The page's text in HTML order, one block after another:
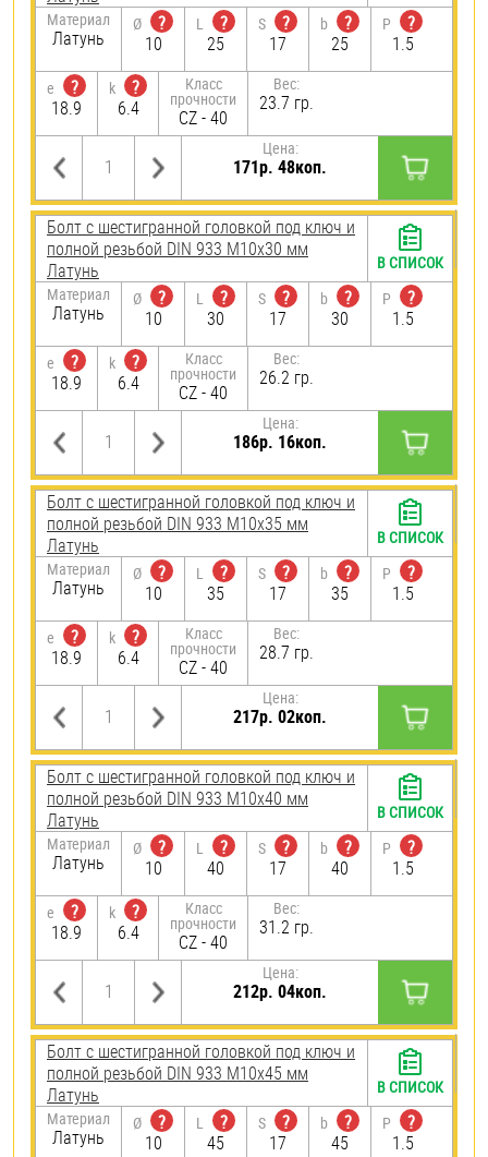
Материал
Латунь
Ø
?
10
L
?
25
S
?
17
b
?
25
P
?
1.5
e
?
18.9
k
?
6.4
Класс
прочности
CZ - 40
Вес:
23.7 гр.
Цена:
171р. 48коп.
Болт с шестигранной головкой под ключ и
полной резьбой DIN 933 М10х30 мм
Латунь
Материал
Латунь
Ø
?
10
L
?
30
S
?
17
b
?
30
P
?
1.5
e
?
18.9
k
?
6.4
Класс
прочности
CZ - 40
Вес:
26.2 гр.
Цена:
186р. 16коп.
В СПИСОК
Болт с шестигранной головкой под ключ и
полной резьбой DIN 933 М10х35 мм
Латунь
Материал
Латунь
Ø
?
10
L
?
35
S
?
17
b
?
35
P
?
1.5
e
?
18.9
k
?
6.4
Класс
прочности
CZ - 40
Вес:
28.7 гр.
Цена:
217р. 02коп.
В СПИСОК
Болт с шестигранной головкой под ключ и
полной резьбой DIN 933 М10х40 мм
Латунь
Материал
Латунь
Ø
?
10
L
?
40
S
?
17
b
?
40
P
?
1.5
e
?
18.9
k
?
6.4
Класс
прочности
CZ - 40
Вес:
31.2 гр.
Цена:
212р. 04коп.
В СПИСОК
Болт с шестигранной головкой под ключ и
полной резьбой DIN 933 М10х45 мм
Латунь
Материал
Латунь
Ø
?
10
L
?
45
S
?
17
b
?
45
P
?
1.5
В СПИСОК